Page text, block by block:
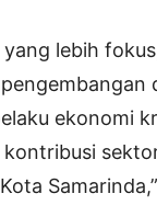
yang lebih
ekonomi